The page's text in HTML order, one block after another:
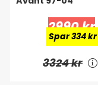
2990 kr
Spar 334 kr
3324 kr